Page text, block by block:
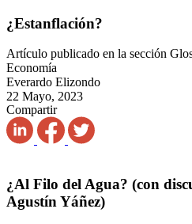
¿Estanflación?
Artículo publicado en la sección
Economía
Everardo Elizondo
22 Mayo, 2023
Compartir
¿Al Filo del Agua? (con
Agustín Yáñez)